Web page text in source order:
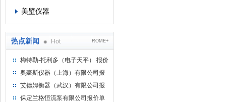
美壁仪器
热点新闻 Hot ROME+
梅特勒-托利多（电子天平） 报价
单
奥豪斯仪器（上海）有限公司报
价单
艾德姆衡器（武汉）有限公司报
价单
保定兰格恒流泵有限公司报价单